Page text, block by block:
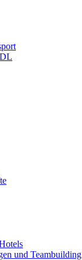
und Teambuilding